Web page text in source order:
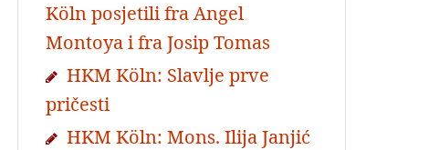
Köln posjetili fra Angel
Montoya i fra Josip Tomas
HKM Köln: Slavlje prve
pričesti
HKM Köln: Mons. Ilija Janjić